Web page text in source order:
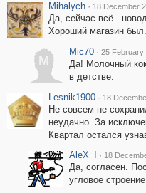
Mihalych · 18 December
Да, сейчас всё -
Хороший магазин
M
Mic70 · 25 February
Да! Молочный
в детстве.
Lesnik1900 · 18
Не совсем не
неудачно. За
Квартал остался
AleX_I
· 18
Да, согласен.
угловое